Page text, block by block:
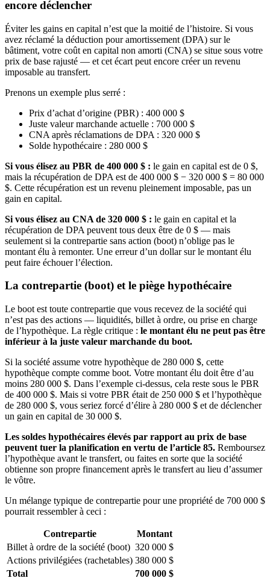
encore déclencher
Éviter les gains en capital n’est que la moitié de l’histoire. Si vous
avez réclamé la déduction pour amortissement (DPA) sur le
bâtiment, votre coût en capital non amorti (CNA) se situe sous votre
prix de base rajusté — et cet écart peut encore créer un revenu
imposable au transfert.
Prenons un exemple plus serré :
Prix d’achat d’origine (PBR) : 400 000 $
Juste valeur marchande actuelle : 700 000 $
CNA après réclamations de DPA : 320 000 $
Solde hypothécaire : 280 000 $
Si vous élisez au PBR de 400 000 $ : le gain en capital est de 0 $,
mais la récupération de DPA est de 400 000 $ − 320 000 $ = 80 000
$. Cette récupération est un revenu pleinement imposable, pas un
gain en capital.
Si vous élisez au CNA de 320 000 $ : le gain en capital et la
récupération de DPA peuvent tous deux être de 0 $ — mais
seulement si la contrepartie sans action (boot) n’oblige pas le
montant élu à remonter. Une erreur d’un dollar sur le montant élu
peut faire échouer l’élection.
La contrepartie (boot) et le piège hypothécaire
Le boot est toute contrepartie que vous recevez de la société qui
n’est pas des actions — liquidités, billet à ordre, ou prise en charge
de l’hypothèque. La règle critique : le montant élu ne peut pas être
inférieur à la juste valeur marchande du boot.
Si la société assume votre hypothèque de 280 000 $, cette
hypothèque compte comme boot. Votre montant élu doit être d’au
moins 280 000 $. Dans l’exemple ci-dessus, cela reste sous le PBR
de 400 000 $. Mais si votre PBR était de 250 000 $ et l’hypothèque
de 280 000 $, vous seriez forcé d’élire à 280 000 $ et de déclencher
un gain en capital de 30 000 $.
Les soldes hypothécaires élevés par rapport au prix de base
peuvent tuer la planification en vertu de l’article 85. Remboursez
l’hypothèque avant le transfert, ou faites en sorte que la société
obtienne son propre financement après le transfert au lieu d’assumer
le vôtre.
Un mélange typique de contrepartie pour une propriété de 700 000 $
pourrait ressembler à ceci :
Contrepartie
Montant
Billet à ordre de la société (boot) 320 000 $
Actions privilégiées (rachetables) 380 000 $
Total
700 000 $